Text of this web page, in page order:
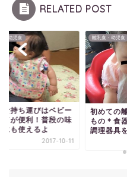
RELATED POST
・幼児食
食持ち運びはベビー
ドが便利！普段の味
にも使えるよ
2017-10-11
離乳食・幼児食
初めての
もの＊食
調理器具